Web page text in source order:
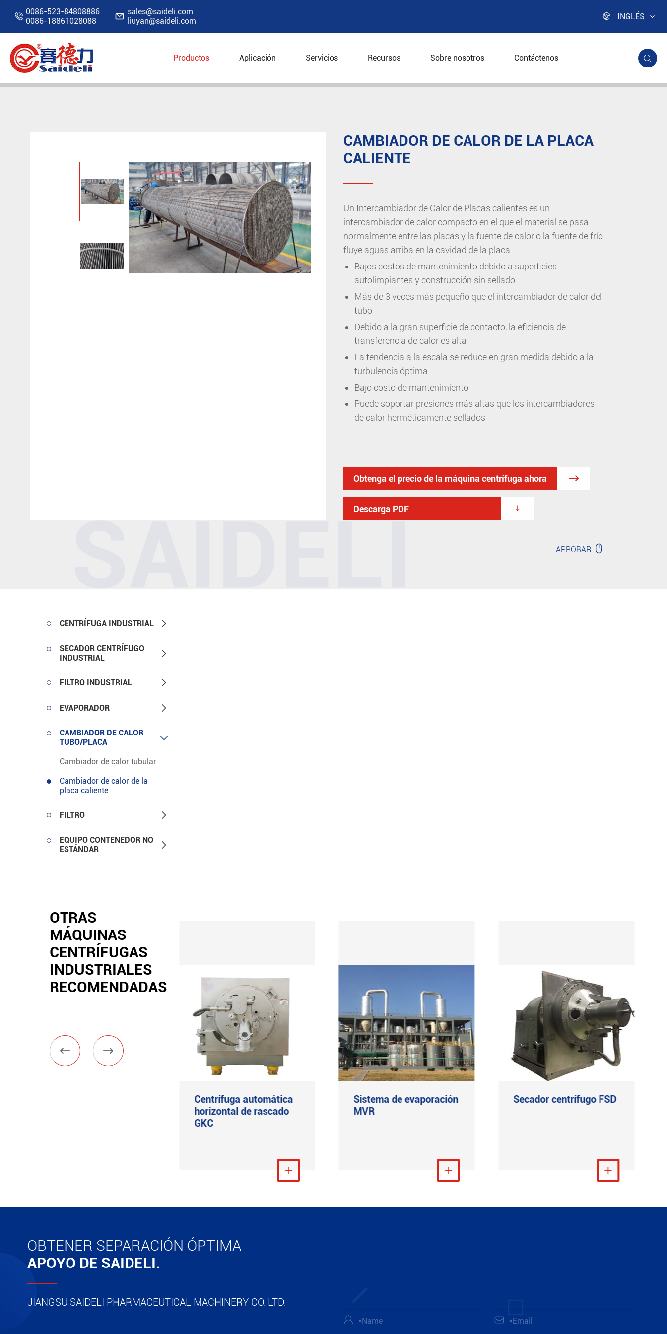
 0086-523-84808886
0086-18861028088
 sales@saideli.com
liuyan@saideli.com
 INGLÉS
Productos Aplicación Servicios Recursos Sobre nosotros Contáctenos 
Inicio Productos
CAMBIADOR DE CALOR DE LA PLACA
CALIENTE
Un Intercambiador de Calor de Placas calientes es un
intercambiador de calor compacto en el que el material se pasa
normalmente entre las placas y la fuente de calor o la fuente de frío
fluye aguas arriba en la cavidad de la placa.
Bajos costos de mantenimiento debido a superficies
autolimpiantes y construcción sin sellado
Más de 3 veces más pequeño que el intercambiador de calor del
tubo
Debido a la gran superficie de contacto, la eficiencia de
transferencia de calor es alta
La tendencia a la escala se reduce en gran medida debido a la
turbulencia óptima.
Bajo costo de mantenimiento
Puede soportar presiones más altas que los intercambiadores
de calor herméticamente sellados
Obtenga el precio de la máquina centrífuga ahora 
Descarga PDF 
APROBAR 
CENTRÍFUGA INDUSTRIAL 
SECADOR CENTRÍFUGO
INDUSTRIAL

FILTRO INDUSTRIAL 
EVAPORADOR 
CAMBIADOR DE CALOR
TUBO/PLACA

Cambiador de calor tubular
Cambiador de calor de la
placa caliente
FILTRO 
EQUIPO CONTENEDOR NO
ESTÁNDAR

OTRAS
MÁQUINAS
CENTRÍFUGAS
INDUSTRIALES
RECOMENDADAS
 
Centrífuga automática
horizontal de rascado
GKC
Ver más

Sistema de evaporación
MVR
Ver más

Secador centrífugo FSD
Ver más

OBTENER SEPARACIÓN ÓPTIMA
APOYO DE SAIDELI.
JIANGSU SAIDELI PHARMACEUTICAL MACHINERY CO.,LTD.
 